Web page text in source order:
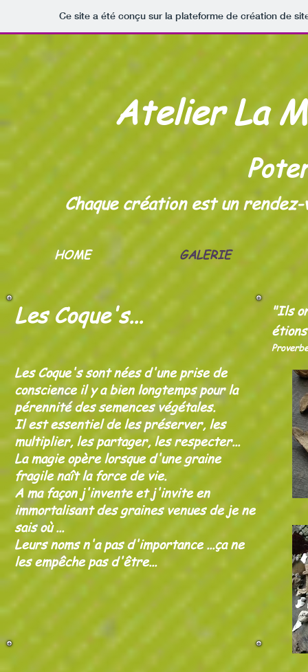
Ce site a été conçu sur la plateforme de création de
Atelier La
Chaque création est un
HOME GALERIE
Les Coque's...
Les Coque's sont nées d'une prise de
conscience il y a bien longtemps pour la
pérennité des semences végétales.
Il est essentiel de les préserver, les
multiplier, les partager, les respecter...
La magie opère lorsque d'une graine
fragile naît la force de vie.
A ma façon j'invente et j'invite en
immortalisant des graines venues de je ne
sais où ...
Leurs noms n'a pas d'importance ...ça ne
les empêche pas d'être...
"Ils